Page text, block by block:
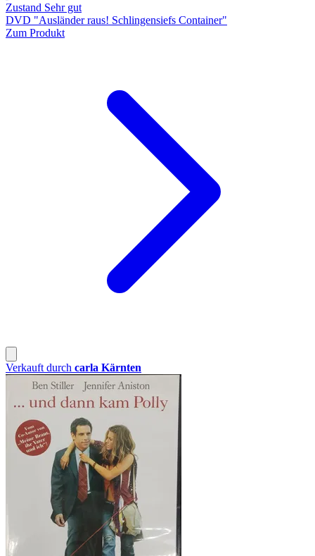
Zustand Sehr gut
DVD "Ausländer raus! Schlingensiefs Container"
Zum Produkt
Verkauft durch carla Kärnten